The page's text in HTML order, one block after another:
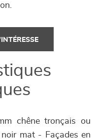
chêne tronçais ou
mat - Façades en